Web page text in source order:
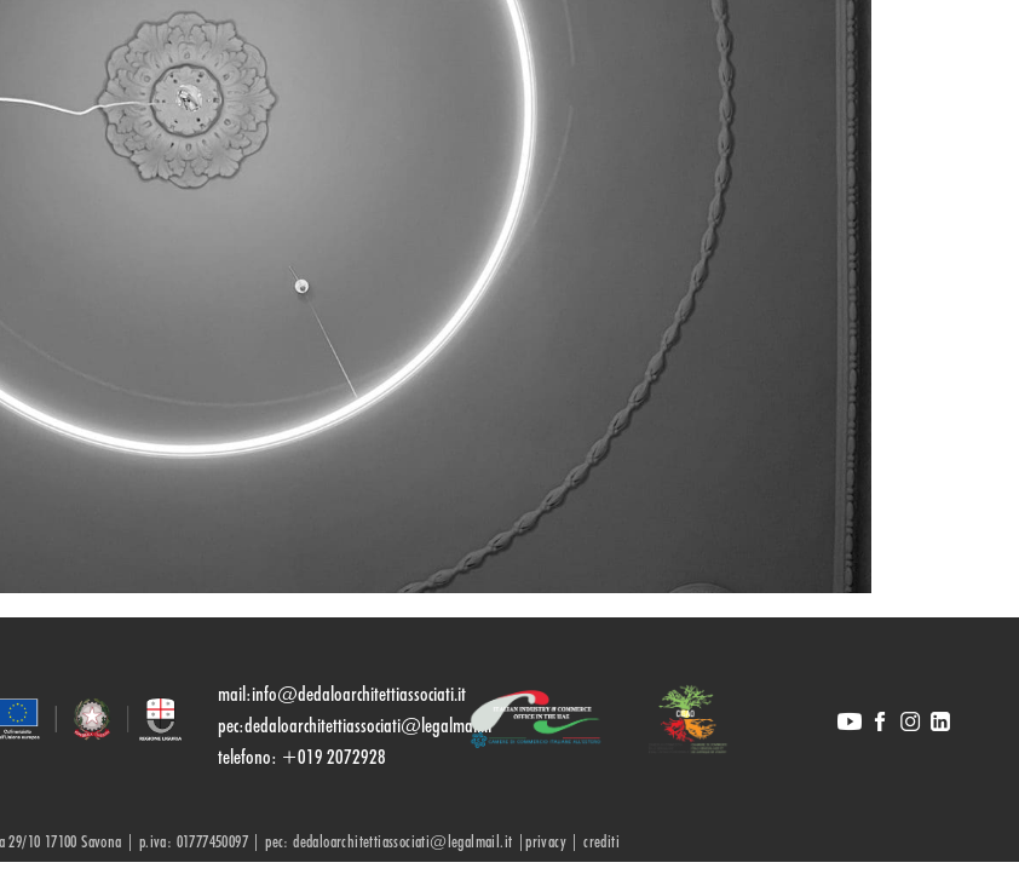
mail:info@dedaloarchitettiassociati.it
pec:dedaloarchitettiassociati@legalmail.it
telefono: +019 2072928
29/10 17100 Savona | p.iva: 01777450097 | pec: dedaloarchitettiassociati@legalmail.it |privacy |crediti